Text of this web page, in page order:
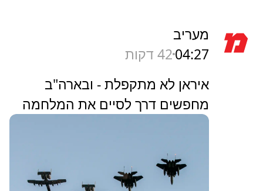
מעריב
04:2742 דקות
איראן לא מתקפלת - ובארה"ב
מחפשים דרך לסיים את המלחמה